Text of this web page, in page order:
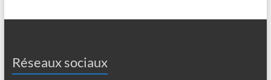
Réseaux sociaux